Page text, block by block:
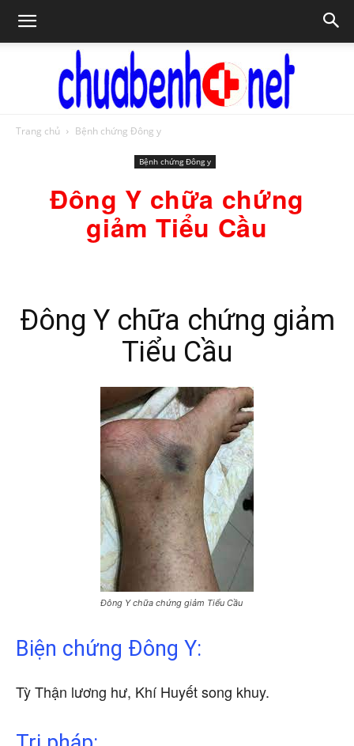
bệnh
Trang chủ Bệnh chứng Đông y
Bệnh chứng Đông y
Đông Y chữa chứng
giảm Tiểu Cầu
Đông Y chữa chứng giảm
Tiểu Cầu
Đông Y chữa chứng giảm Tiểu Cầu
Biện chứng Đông Y:
Tỳ Thận lương hư, Khí Huyết song khuy.